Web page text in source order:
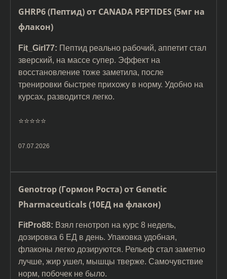
GHRP6 (Пептид) от CANADA PEPTIDES (5мг на
флакон)
Fit_Girl77: Пептид реально рабочий, аппетит стал
зверский, на массе супер. Эффект на
восстановление тоже заметила, после
тренировки быстрее прихожу в норму. Удобно на
курсах, разводится легко.
⭐️⭐️⭐️⭐️⭐️
07.07.2026
Genotrop (Гормон Роста) от Genetic
Pharmaceuticals (10ЕД на флакон)
FitPro88: Взял генотроп на курс 8 недель,
дозировка 6 ЕД в день. Упаковка удобная,
флаконы легко дозируются. Рельеф стал заметно
лучше, жир ушел, мышцы тверже. Самочувствие
норм, побочек не было.